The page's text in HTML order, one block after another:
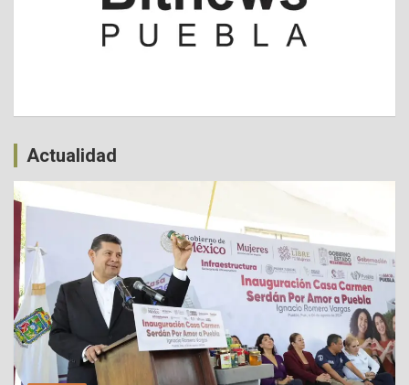
Actualidad